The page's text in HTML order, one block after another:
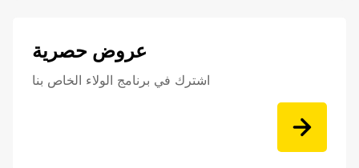
عروض حصرية
اشترك في برنامج الولاء الخاص بنا